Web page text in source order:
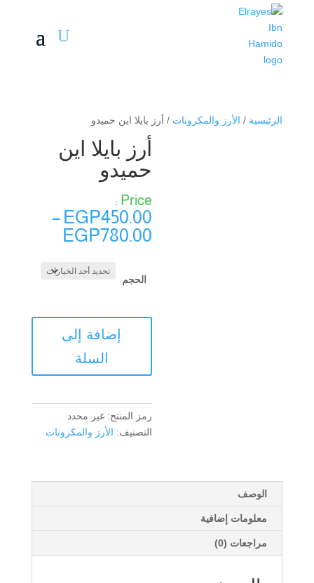
الرئيسية / الأرز والمكرونات / أرز بايلا اين حميدو
أرز بايلا اين
حميدو
EGP450.00
–
EGP780.00
من
⁦EGP780.00⁩
الحجم
اين
إضافة إلى
السلة
رمز المنتج:غير محدد
التصنيف: الأرز والمكرونات
الوصف
معلومات إضافية
مراجعات (0)